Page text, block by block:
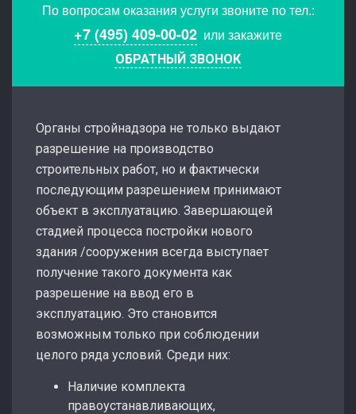
По вопросам оказания услуги звоните по тел.:
+7 (495) 409-00-02 или закажите
ОБРАТНЫЙ ЗВОНОК
Органы стройнадзора не только выдают
разрешение на производство
строительных работ, но и фактически
последующим разрешением принимают
объект в эксплуатацию. Завершающей
стадией процесса постройки нового
здания /сооружения всегда выступает
получение такого документа как
разрешение на ввод его в
эксплуатацию. Это становится
возможным только при соблюдении
целого ряда условий. Среди них:
Наличие комплекта
правоустанавливающих,